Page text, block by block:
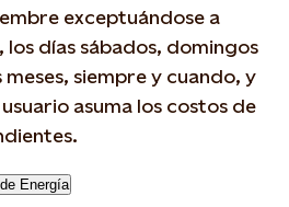
exceptuándose a
días sábados, domingos
siempre y cuando, y
asuma los costos de
Energía